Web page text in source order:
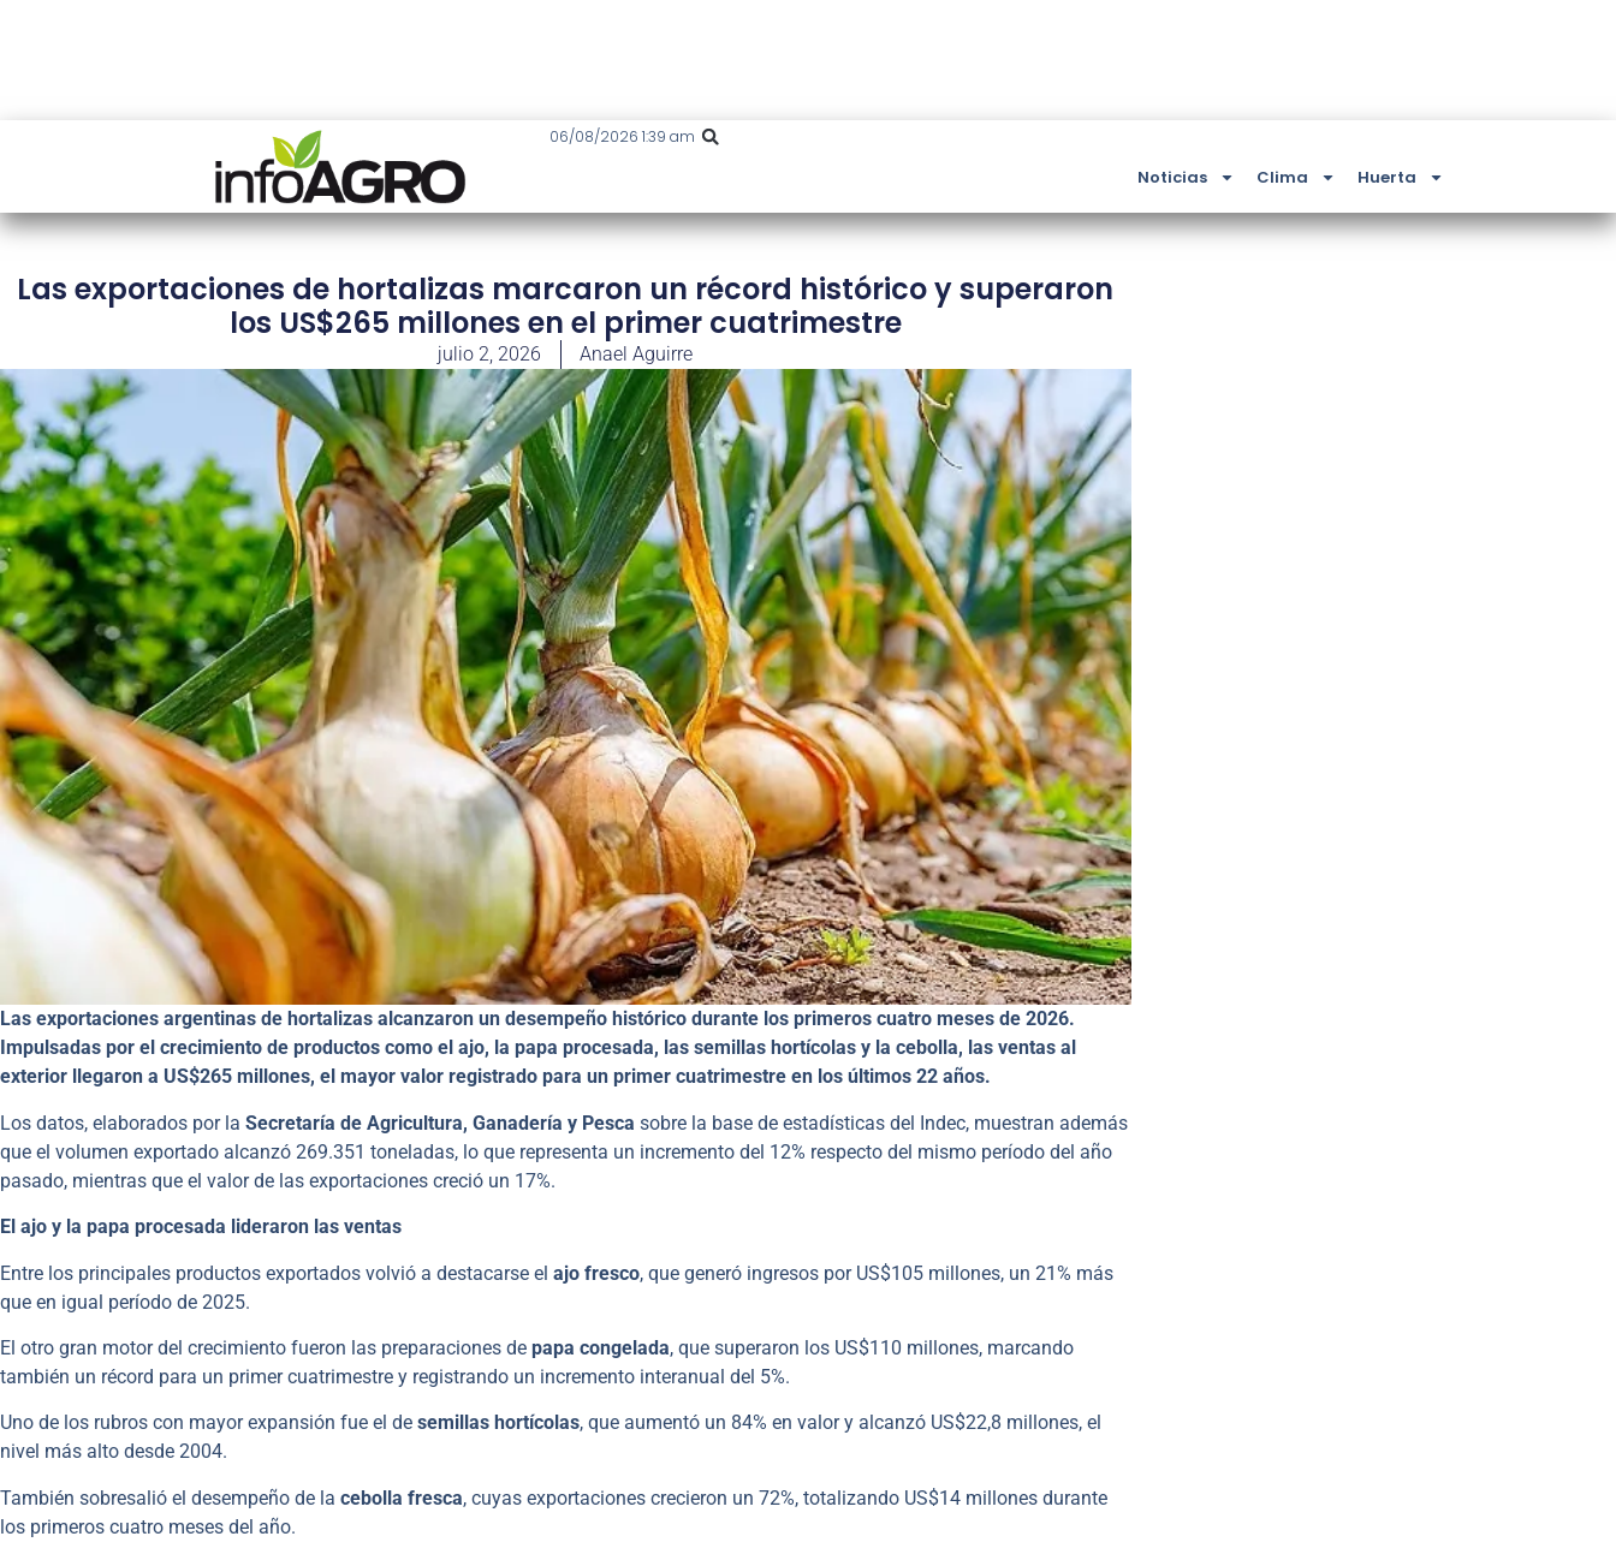
06/08/2026 1:39 am
Noticias Clima Huerta
Las exportaciones de hortalizas marcaron un récord histórico y superaron
los US$265 millones en el primer cuatrimestre
julio 2, 2026 Anael Aguirre
Las exportaciones argentinas de hortalizas alcanzaron un desempeño histórico durante los primeros cuatro meses de 2026.
Impulsadas por el crecimiento de productos como el ajo, la papa procesada, las semillas hortícolas y la cebolla, las ventas al
exterior llegaron a US$265 millones, el mayor valor registrado para un primer cuatrimestre en los últimos 22 años.
Los datos, elaborados por la Secretaría de Agricultura, Ganadería y Pesca sobre la base de estadísticas del Indec, muestran además
que el volumen exportado alcanzó 269.351 toneladas, lo que representa un incremento del 12% respecto del mismo período del año
pasado, mientras que el valor de las exportaciones creció un 17%.
El ajo y la papa procesada lideraron las ventas
Entre los principales productos exportados volvió a destacarse el ajo fresco, que generó ingresos por US$105 millones, un 21% más
que en igual período de 2025.
El otro gran motor del crecimiento fueron las preparaciones de papa congelada, que superaron los US$110 millones, marcando
también un récord para un primer cuatrimestre y registrando un incremento interanual del 5%.
Uno de los rubros con mayor expansión fue el de semillas hortícolas, que aumentó un 84% en valor y alcanzó US$22,8 millones, el
nivel más alto desde 2004.
También sobresalió el desempeño de la cebolla fresca, cuyas exportaciones crecieron un 72%, totalizando US$14 millones durante
los primeros cuatro meses del año.